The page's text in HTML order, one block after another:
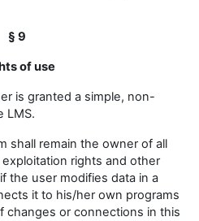
§ 9
of use
is granted a simple, non-
LMS.
shall remain the owner of all
rights and other
the user modifies data in a
it to his/her own programs
changes or connections in this